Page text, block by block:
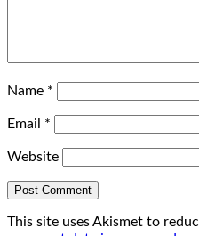
Name *
Email *
Website
This site uses Akismet to